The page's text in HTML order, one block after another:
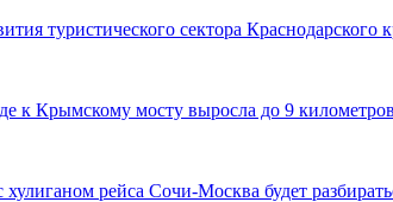
туристического сектора Краснодарского
к Крымскому мосту выросла до 9 километров
рейса Сочи-Москва будет